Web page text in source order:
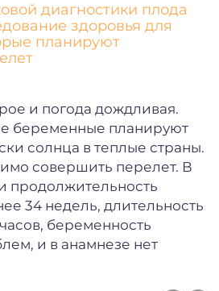
диагностики плода
здоровья для
планируют
и погода дождливая.
беременные планируют
солнца в теплые страны.
совершить перелет. В
продолжительность
34 недель, длительность
беременность
и в анамнезе нет